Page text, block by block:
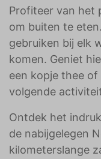
Profiteer van het
om buiten te
gebruiken bij elk
komen. Geniet
een kopje thee
volgende
Ontdek het
de nabijgelegen
kilometerslange